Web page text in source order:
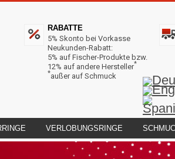
RABATTE
5% Skonto bei Vorkasse
Neukunden-Rabatt:
5% auf Fischer-Produkte bzw.
12% auf andere Hersteller*
*außer auf Schmuck
VERLOBUNGSRINGE